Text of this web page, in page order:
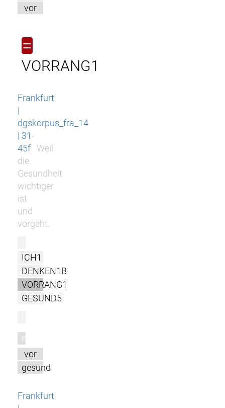
vor
=
VORRANG1
Frankfurt
|
dgskorpus_fra_14
| 31-
45f
Weil
die
Gesundheit
wichtiger
ist
und
vorgeht.
ICH1
DENKEN1B
VORRANG1
GESUND5
m
vor
gesund
Frankfurt